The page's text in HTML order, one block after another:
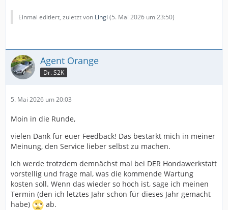
Einmal editiert, zuletzt von Lingi (5. Mai 2026 um 23:50)
Agent Orange
Dr. S2K
5. Mai 2026 um 20:03
Moin in die Runde,
vielen Dank für euer Feedback! Das bestärkt mich in meiner
Meinung, den Service lieber selbst zu machen.
Ich werde trotzdem demnächst mal bei DER Hondawerkstatt
vorstellig und frage mal, was die kommende Wartung
kosten soll. Wenn das wieder so hoch ist, sage ich meinen
Termin (den ich letztes Jahr schon für dieses Jahr gemacht
habe)
ab.